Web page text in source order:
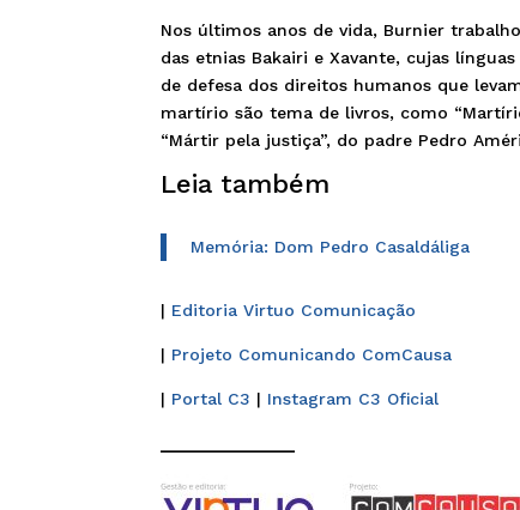
Nos últimos anos de vida, Burnier
das etnias Bakairi e Xavante, cujas
de defesa dos direitos humanos que
martírio são tema de livros, como
“Mártir pela justiça”, do padre Pedro
Leia também
Memória: Dom Pedro Casaldáliga
| Editoria Virtuo Comunicação
| Projeto Comunicando ComCausa
| Portal C3 | Instagram C3 Oficial